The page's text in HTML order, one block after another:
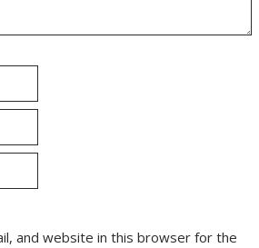
and website in this browser for the